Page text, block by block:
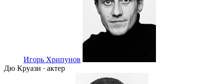
Игорь Хрипунов
Дю Круази ∙ актер